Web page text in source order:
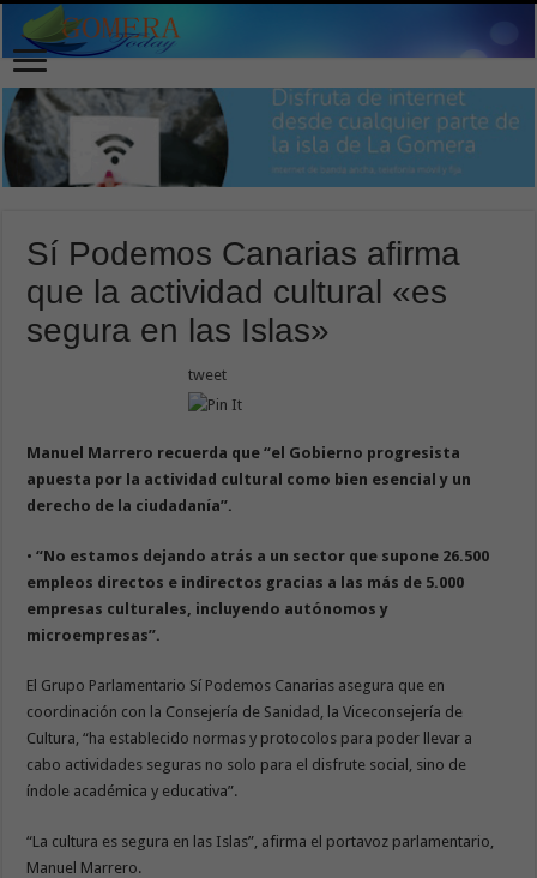
Sí Podemos Canarias afirma
que la actividad cultural «es
segura en las Islas»
tweet
Manuel Marrero recuerda que “el Gobierno progresista
apuesta por la actividad cultural como bien esencial y un
derecho de la ciudadanía”.
•“No estamos dejando atrás a un sector que supone 26.500
empleos directos e indirectos gracias a las más de 5.000
empresas culturales, incluyendo autónomos y
microempresas”.
El Grupo Parlamentario Sí Podemos Canarias asegura que en
coordinación con la Consejería de Sanidad, la Viceconsejería de
Cultura, “ha establecido normas y protocolos para poder llevar a
cabo actividades seguras no solo para el disfrute social, sino de
índole académica y educativa”.
“La cultura es segura en las Islas”, afirma el portavoz parlamentario,
Manuel Marrero.